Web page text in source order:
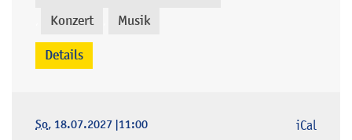
Konzert Musik
Details
So, 18.07.2027 |11:00 iCal